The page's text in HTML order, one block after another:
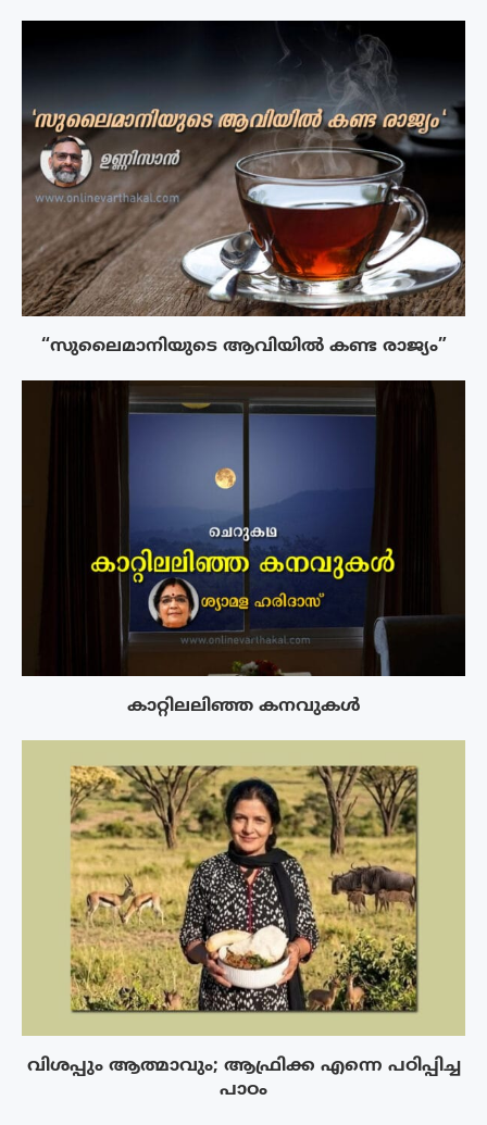
“സുലൈമാനിയുടെ ആവിയിൽ കണ്ട രാജ്യം”
കാറ്റിലലിഞ്ഞ കനവുകൾ
വിശപ്പും ആത്മാവും; ആഫ്രിക്ക എന്നെ പഠിപ്പിച്ച
പാഠം